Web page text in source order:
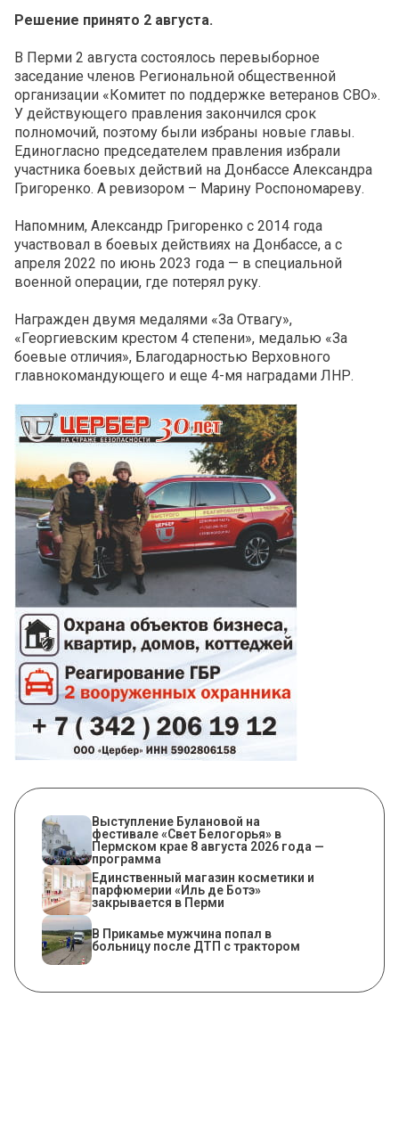
Решение принято 2 августа.
В Перми 2 августа состоялось перевыборное
заседание членов Региональной общественной
организации «Комитет по поддержке ветеранов СВО».
У действующего правления закончился срок
полномочий, поэтому были избраны новые главы.
Единогласно председателем правления избрали
участника боевых действий на Донбассе Александра
Григоренко. А ревизором – Марину Роспономареву.
Напомним, Александр Григоренко с 2014 года
участвовал в боевых действиях на Донбассе, а с
апреля 2022 по июнь 2023 года — в специальной
военной операции, где потерял руку.
Награжден двумя медалями «За Отвагу»,
«Георгиевским крестом 4 степени», медалью «За
боевые отличия», Благодарностью Верховного
главнокомандующего и еще 4-мя наградами ЛНР.
Выступление Булановой на
фестивале «Свет Белогорья» в
Пермском крае 8 августа 2026 года —
программа
Единственный магазин косметики и
парфюмерии «Иль де Ботэ»
закрывается в Перми
В Прикамье мужчина попал в
больницу после ДТП с трактором